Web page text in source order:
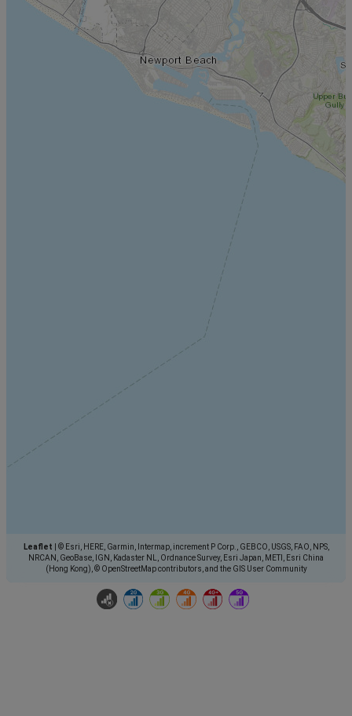
Leaflet
© Esri, HERE, Garmin, Intermap, increment P Corp., GEBCO, USGS, FAO, NPS,
NRCAN, GeoBase, IGN, Kadaster NL, Ordnance Survey, Esri Japan, METI, Esri China
(Hong Kong), © OpenStreetMap contributors, and the GIS User Community